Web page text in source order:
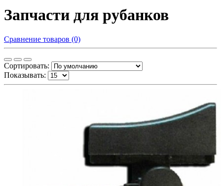
Запчасти для рубанков
Сравнение товаров (0)
Сортировать:
Показывать: